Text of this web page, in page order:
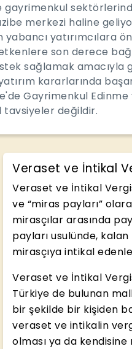
gayrimenkul
merkezi haline
yatırımcılara
son derece
sağlamak
kararlarında
Gayrimenkul Edinme
tavsiyeler değildir.
Veraset ve İntikal
Veraset ve İntikal
ve “miras payları”
mirasçılar arasında
payları usulünde,
mirasçıya intikal
Veraset ve İntikal
Türkiye de bulunan
bir şekilde bir kişiden
veraset ve intikalin
olması ya da